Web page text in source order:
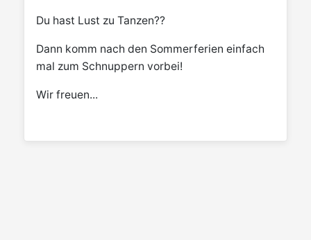
Du hast Lust zu Tanzen??
Dann komm nach den Sommerferien einfach
mal zum Schnuppern vorbei!
Wir freuen...